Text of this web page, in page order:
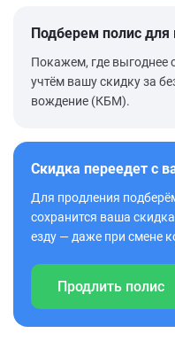
Подберем полис для
Покажем, где выгоднее
учтём вашу скидку за
вождение (КБМ).
Скидка переедет с
Для продления
сохранится ваша
езду — даже при смене
Продлить полис